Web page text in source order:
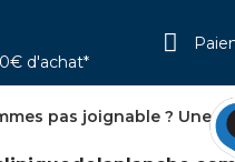
d'achat*
pas joignable ? Une